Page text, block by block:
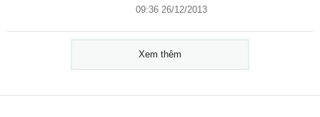
09:36 26/12/2013
Xem thêm